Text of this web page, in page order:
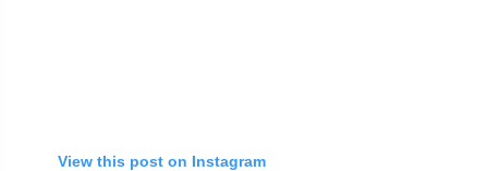
View this post on Instagram